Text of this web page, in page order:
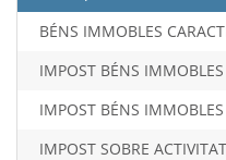
BÉNS IMMOBLES
IMPOST BÉNS
IMPOST BÉNS
IMPOST SOBRE